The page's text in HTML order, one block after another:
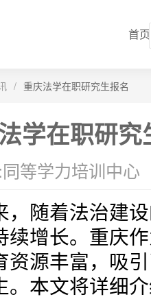
首页
/ 重庆法学在职研究生报名
学在职研究
等学力培训中心
，随着法治建
续增长。重庆
资源丰富，吸
。本文将详细